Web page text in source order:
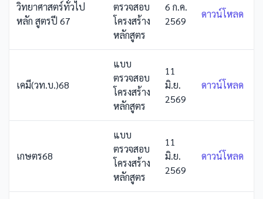
วิทยาศาสตร์ทั่วไป
หลัก สูตรปี 67
ตรวจสอบ
โครงสร้าง
หลักสูตร
6 ก.ค.
2569
ดาวน์โหลด
เคมี(วท.บ.)68
แบบ
ตรวจสอบ
โครงสร้าง
หลักสูตร
11
มิ.ย.
2569
ดาวน์โหลด
เกษตร68
แบบ
ตรวจสอบ
โครงสร้าง
หลักสูตร
11
มิ.ย.
2569
ดาวน์โหลด